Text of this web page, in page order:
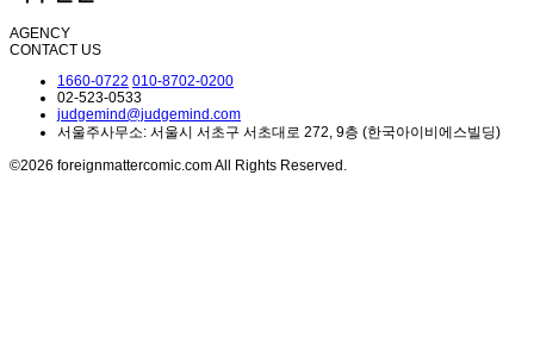
AGENCY
CONTACT US
1660-0722 010-8702-0200
02-523-0533
judgemind@judgemind.com
서울주사무소: 서울시 서초구 서초대로 272, 9층 (한국아이비에스빌딩)
©2026 foreignmattercomic.com All Rights Reserved.